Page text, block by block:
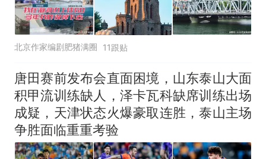
北京作家编剧肥猪满圈 11跟贴
唐田赛前发布会直面困境，山东泰山大面
积甲流训练缺人，泽卡瓦科缺席训练出场
成疑，天津状态火爆豪取连胜，泰山主场
争胜面临重重考验